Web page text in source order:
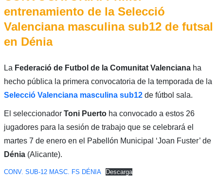
entrenamiento de la Selecció
Valenciana masculina sub12 de futsal
en Dénia
La Federació de Futbol de la Comunitat Valencianaha
hecho pública la primera convocatoria de la temporada de la
Selecció Valenciana masculina sub12 de fútbol sala.
El seleccionador Toni Puertoha convocado a estos 26
jugadores para la sesión de trabajo que se celebrará el
martes 7 de enero en el Pabellón Municipal ‘Joan Fuster’ de
Dénia(Alicante).
CONV. SUB-12 MASC. FS DÉNIA Descarga